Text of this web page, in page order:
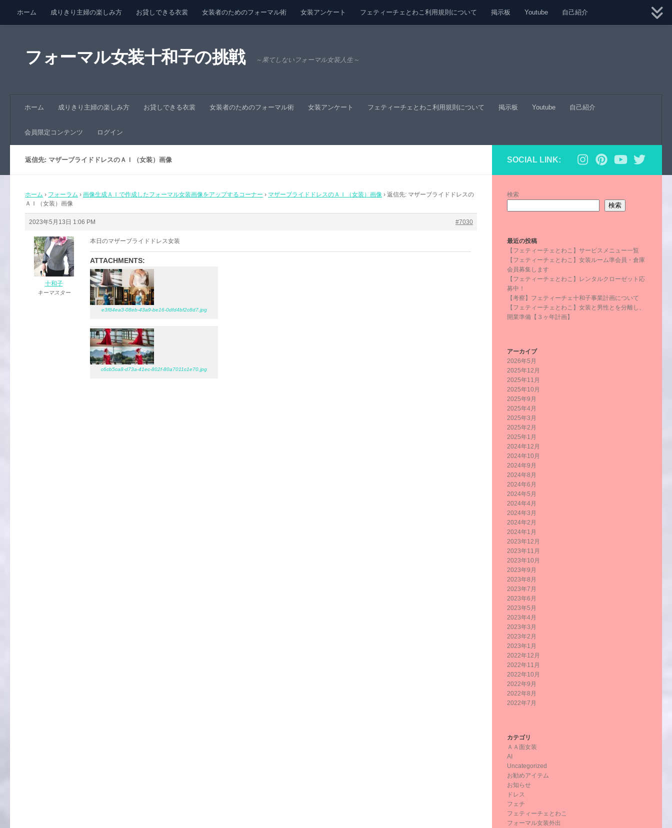
コンテンツへスキップ
ホーム 成りきり主婦の楽しみ方 お貸しできる衣裳 女装者のためのフォーマル術 女装アンケート フェティーチェとわこ利用規則について 掲示板 Youtube 自己紹介
フォーマル女装十和子の挑戦 ～果てしないフォーマル女装人生～
ホーム 成りきり主婦の楽しみ方 お貸しできる衣裳 女装者のためのフォーマル術 女装アンケート フェティーチェとわこ利用規則について 掲示板 Youtube 自己紹介
会員限定コンテンツ ログイン
返信先: マザーブライドドレスのＡＩ（女装）画像
ホーム › フォーラム › 画像生成ＡＩで作成したフォーマル女装画像をアップするコーナー › マザーブライドドレスのＡＩ（女装）画像 › 返信先: マザーブライドドレスの
ＡＩ（女装）画像
2023年5月13日 1:06 PM #7030
十和子
キーマスター
本日のマザーブライドドレス女装
ATTACHMENTS:
e3f84ea3-08eb-43a9-be16-0dfd4bf2c8d7.jpg
c6cb5ca8-d73a-41ec-802f-80a7011c1e70.jpg
SOCIAL LINK:
検索
検索
最近の投稿
【フェティーチェとわこ】サービスメニュー一覧
【フェティーチェとわこ】女装ルーム準会員・倉庫
会員募集します
【フェティーチェとわこ】レンタルクローゼット応
募中！
【考察】フェティーチェ十和子事業計画について
【フェティーチェとわこ】女装と男性とを分離し、
開業準備【３ヶ年計画】
アーカイブ
2026年5月
2025年12月
2025年11月
2025年10月
2025年9月
2025年4月
2025年3月
2025年2月
2025年1月
2024年12月
2024年10月
2024年9月
2024年8月
2024年6月
2024年5月
2024年4月
2024年3月
2024年2月
2024年1月
2023年12月
2023年11月
2023年10月
2023年9月
2023年8月
2023年7月
2023年6月
2023年5月
2023年4月
2023年3月
2023年2月
2023年1月
2022年12月
2022年11月
2022年10月
2022年9月
2022年8月
2022年7月
カテゴリ
ＡＡ面女装
AI
Uncategorized
お勧めアイテム
お知らせ
ドレス
フェチ
フェティーチェとわこ
フォーマル女装外出